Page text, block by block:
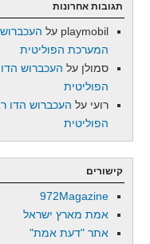
תגובות אחרונות
playmobil על
המערכת הפוליטית
סמולן על העכברוש
הפוליטית
רועי על העכברוש הדו
הפוליטית
קישורים
972Magazine
אמת מארץ ישראל
אתר "דעת אמת"